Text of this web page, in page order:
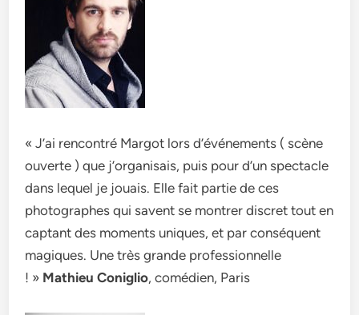
« J’ai rencontré Margot lors d’événements ( scène
ouverte ) que j’organisais, puis pour d’un spectacle
dans lequel je jouais. Elle fait partie de ces
photographes qui savent se montrer discret tout en
captant des moments uniques, et par conséquent
magiques. Une très grande professionnelle
! » Mathieu Coniglio, comédien, Paris